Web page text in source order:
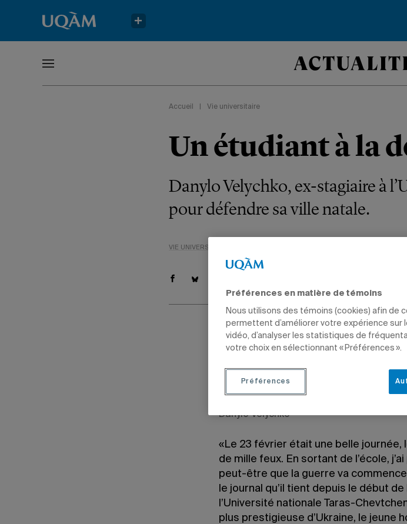
Accueil Vie universitaire
Un étudiant à la
Danylo Velychko, ex-stagiaire à
pour défendre sa ville natale.
VIE UNIVERSITAIRE
ParMarie-Claude Bourdon
Mis à jour le 9 juin 2022 à 13 h 09
Danylo Velychko
«Le 23 février était une belle
de mille feux. En sortant de l’école,
peut-être que la guerre va
le journal qu’il tient depuis le début
l’Université nationale Taras-
plus prestigieuse d’Ukraine, le jeune
Préférences en matière de témoins
Nous utilisons des témoins (cookies) afin de
permettent d’améliorer votre expérience sur
vidéo, d’analyser les statistiques de
votre choix en sélectionnant « Préférences ».
Préférences